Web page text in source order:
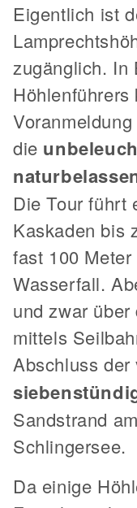
Eigentlich ist
zugänglich. In
Höhlenführers
die
Die Tour führt
Kaskaden bis
fast 100
Wasserfall.
und zwar
mittels
Abschluss der
Sandstrand
Schlingersee.
Da einige